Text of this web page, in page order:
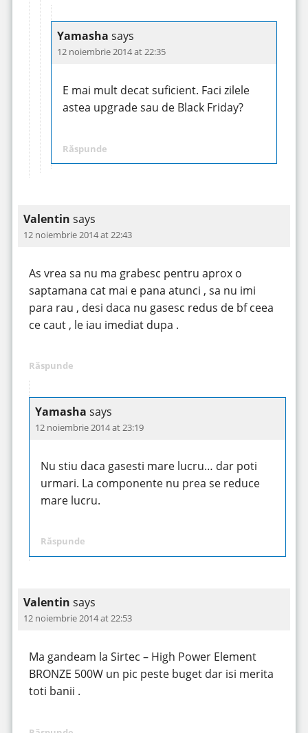
Yamasha says
12 noiembrie 2014 at 22:35
E mai mult decat suficient. Faci zilele
astea upgrade sau de Black Friday?
Răspunde
Valentin says
12 noiembrie 2014 at 22:43
As vrea sa nu ma grabesc pentru aprox o
saptamana cat mai e pana atunci , sa nu imi
para rau , desi daca nu gasesc redus de bf ceea
ce caut , le iau imediat dupa .
Răspunde
Yamasha says
12 noiembrie 2014 at 23:19
Nu stiu daca gasesti mare lucru… dar poti
urmari. La componente nu prea se reduce
mare lucru.
Răspunde
Valentin says
12 noiembrie 2014 at 22:53
Ma gandeam la Sirtec – High Power Element
BRONZE 500W un pic peste buget dar isi merita
toti banii .